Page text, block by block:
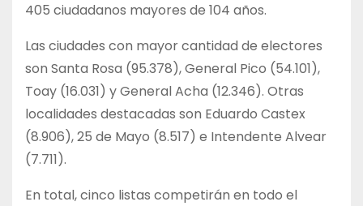
405 ciudadanos mayores de 104 años.
Las ciudades con mayor cantidad de electores
son Santa Rosa (95.378), General Pico (54.101),
Toay (16.031) y General Acha (12.346). Otras
localidades destacadas son Eduardo Castex
(8.906), 25 de Mayo (8.517) e Intendente Alvear
(7.711).
En total, cinco listas competirán en todo el